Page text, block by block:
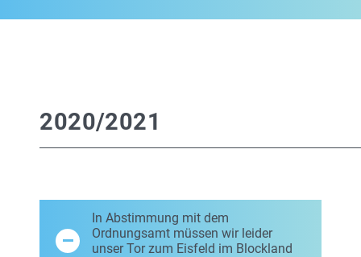
2020/2021
In Abstimmung mit dem
Ordnungsamt müssen wir leider
unser Tor zum Eisfeld im Blockland